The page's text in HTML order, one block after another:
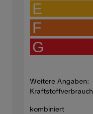
E
F
G
Weitere Angaben:
Kraftstoffverbrauch
kombiniert